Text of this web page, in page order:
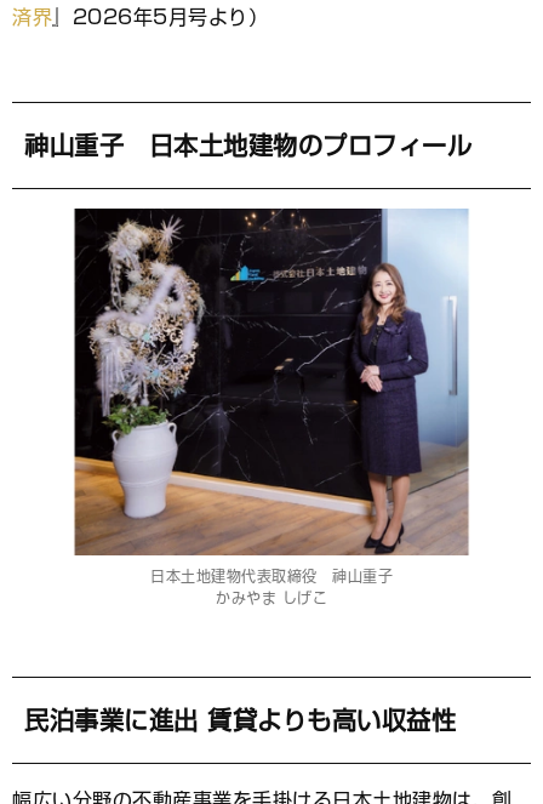
済界 』2026年5月号より）
神山重子 日本土地建物のプロフィール
日本土地建物代表取締役 神山重子
かみやま しげこ
民泊事業に進出 賃貸よりも高い収益性
幅広い分野の不動産事業を手掛ける日本土地建物は、創